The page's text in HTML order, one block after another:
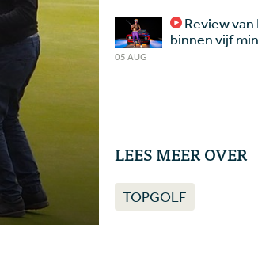
Review
binnen vijf
05 AUG
LEES MEER OVER
TOPGOLF